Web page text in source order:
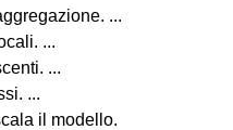
...
...
...
...
il modello.